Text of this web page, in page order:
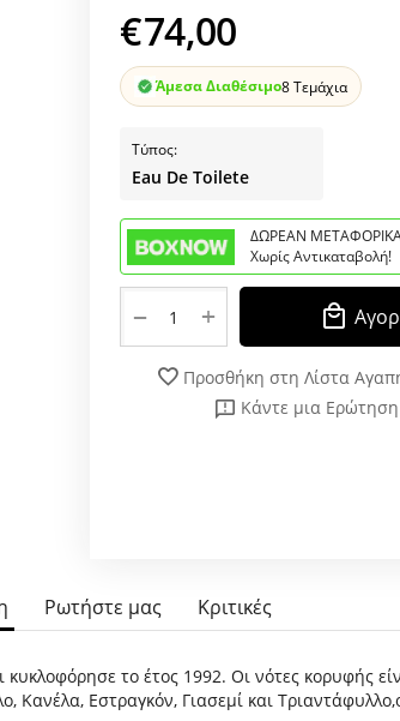
€74,00
Άμεσα Διαθέσιμο8 Τεμάχια
Τύπος:
Eau De Toilete
ΔΩΡΕΑΝ
Χωρίς Αντικαταβολή!
+
−
Προσθήκη στη Λίστα
Κάντε μια Ερώτηση
Ρωτήστε μας Κριτικές
το έτος 1992. Οι νότες κορυφής
Εστραγκόν, Γιασεμί και